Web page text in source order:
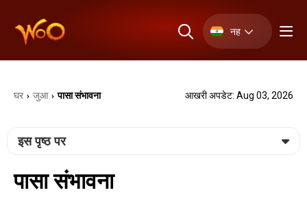
नह
घर › जुआ › पासा संभावना आखरी अपडेट: Aug 03, 2026
इस पृष्ठ पर
पासा संभावना